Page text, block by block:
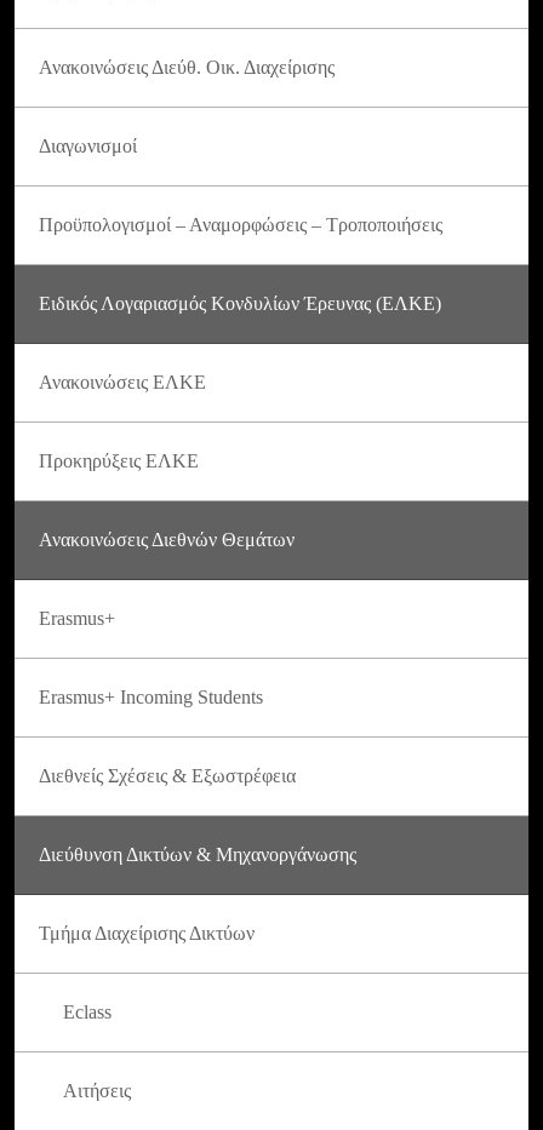
Ανακοινώσεις Διεύθ. Οικ. Διαχείρισης
Διαγωνισμοί
Προϋπολογισμοί – Αναμορφώσεις – Τροποποιήσεις
Ειδικός Λογαριασμός Κονδυλίων Έρευνας (ΕΛΚΕ)
Ανακοινώσεις ΕΛΚΕ
Προκηρύξεις ΕΛΚΕ
Ανακοινώσεις Διεθνών Θεμάτων
Erasmus+
Erasmus+ Incoming Students
Διεθνείς Σχέσεις & Εξωστρέφεια
Διεύθυνση Δικτύων & Μηχανοργάνωσης
Τμήμα Διαχείρισης Δικτύων
Eclass
Αιτήσεις